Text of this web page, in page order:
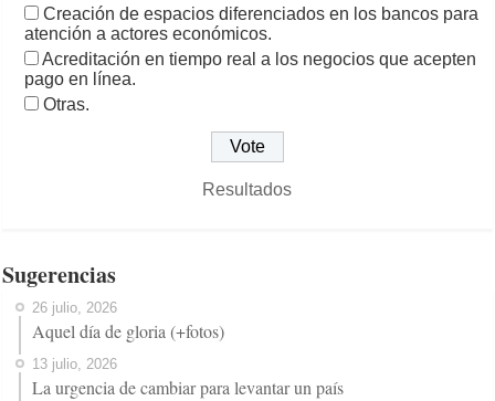
Creación de espacios diferenciados en los bancos para
atención a actores económicos.
Acreditación en tiempo real a los negocios que acepten
pago en línea.
Otras.
Resultados
Sugerencias
26 julio, 2026
Aquel día de gloria (+fotos)
13 julio, 2026
La urgencia de cambiar para levantar un país